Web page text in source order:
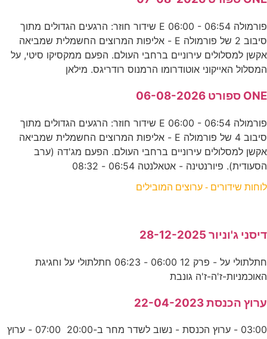
פורמולה E 06:00 - 06:54 שידור חוזר: הרגעים הגדולים מתוך
סיבוב 2 של פורמולה E - אליפות המרוצים החשמלית שמביאה
אקשן למסלולים עירוניים ברחבי העולם. הפעם ממקסיקו סיטי, על
המסלול האייקוני אוטודרומו הרמנוס רודריגס. מילאן
ONE ספורט 06-08-2026
פורמולה E 06:00 - 06:54 שידור חוזר: הרגעים הגדולים מתוך
סיבוב 4 של פורמולה E - אליפות המרוצים החשמלית שמביאה
אקשן למסלולים עירוניים ברחבי העולם. הפעם מג'דה (ערב
הסעודית). פיורנטינה - אטאלנטה 06:54 - 08:32
לוחות שידורים - ערוצים המובילים
דיסני ג'וניור 28-12-2025
חתלתולי על - פרק 12 06:00 - 06:23 חתלתולי על וחגיגת
האוכמניות-ז'ה-ז'ה גונבת
ערוץ הכנסת 22-04-2023
03:00 - ערוץ הכנסת - נשוב לשדר מחר ב-20:00 07:00 - ערוץ